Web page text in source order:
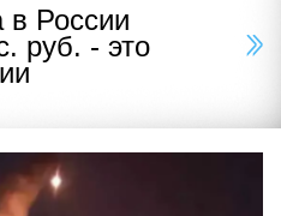
в России
руб. - это